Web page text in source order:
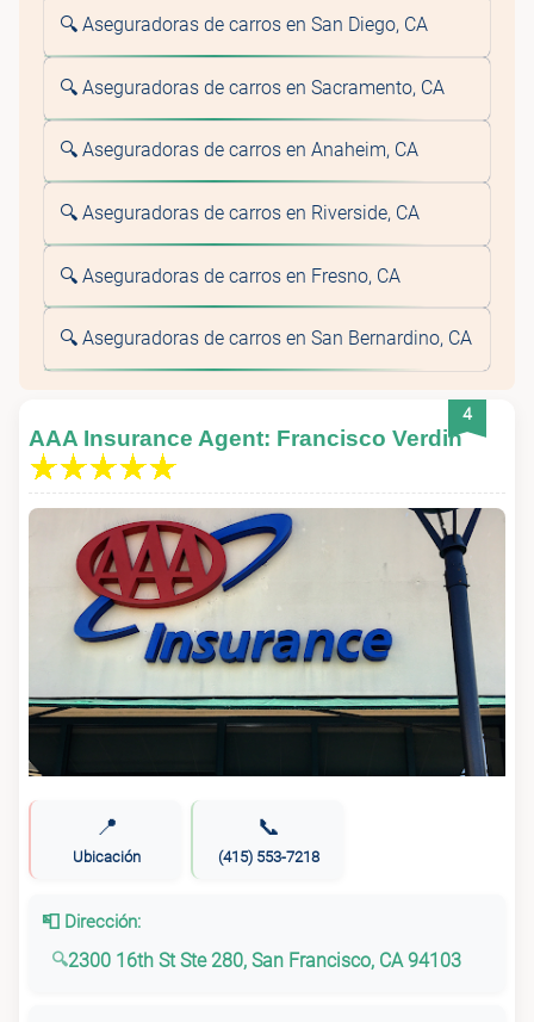
🔍 Aseguradoras de carros en San Diego, CA
🔍 Aseguradoras de carros en Sacramento, CA
🔍 Aseguradoras de carros en Anaheim, CA
🔍 Aseguradoras de carros en Riverside, CA
🔍 Aseguradoras de carros en Fresno, CA
🔍 Aseguradoras de carros en San Bernardino, CA
4
AAA Insurance Agent: Francisco Verdin
📍
Ubicación
📞
(415) 553-7218
📮 Dirección:
2300 16th St Ste 280, San Francisco, CA 94103